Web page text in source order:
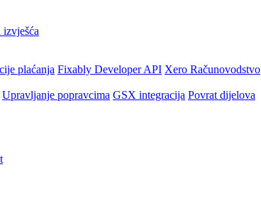
izvješća
plaćanja Fixably Developer API Xero Računovodstvo
Upravljanje popravcima GSX integracija Povrat dijelova